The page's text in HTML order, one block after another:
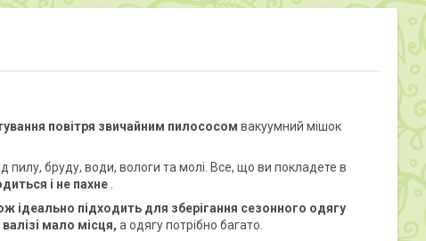
повітря звичайним пилососом вакуумний мішок
пилу, бруду, води, вологи та молі. Все, що ви покладете в
і не пахне
ідеально підходить для зберігання сезонного одягу
мало місця, а одягу потрібно багато.